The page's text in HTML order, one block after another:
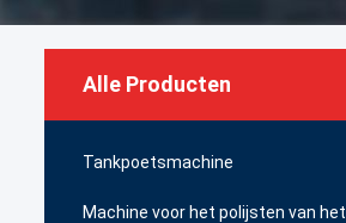
Alle Producten
Tankpoetsmachine
Machine voor het polijsten van het